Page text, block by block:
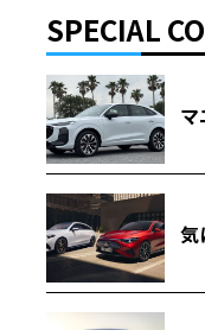
SPECIAL
気